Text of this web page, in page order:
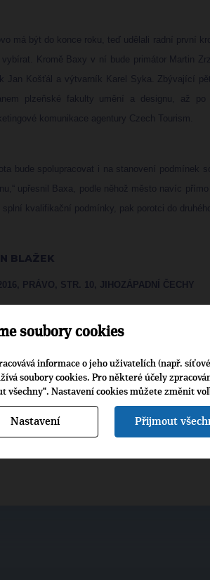
má být do konce roku, teď udělali radní první
vybírat. Kromě Baxy v ní bude primátor Martin
Jan Košťál a výtvarník Karel Syka. Zbývající
plzeňské fakulty umění a designu, až po
komunikace agentury Czech Tourism.
bude spolupracovat i na stanovení podmínek
upřesnil Baxa, podle něhož město navíc
splní kvalifikační podmínky, pak porotci do
BLAŽEK
PRÁVO, STR. 10, JIHOZÁPADNÍ ČECHY
soubory cookies
informace o jeho uživatelích (např.
soubory cookies. Pro některé účely
Nastavení cookies můžete změnit
Nastavení Přijmout